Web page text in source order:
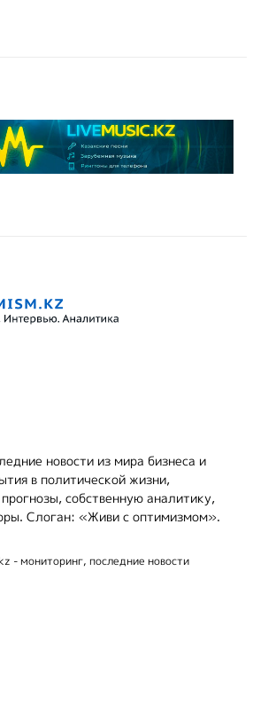
новости из мира бизнеса и
в политической жизни,
собственную аналитику,
Слоган: «Живи с оптимизмом».
- мониторинг, последние новости